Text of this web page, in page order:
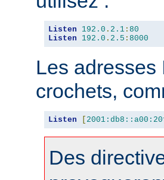
Listen 192.0 . 2.1 : 80
Listen
192.0 . 2.5 : 8000
Les adresses
crochets,
Listen [
Des